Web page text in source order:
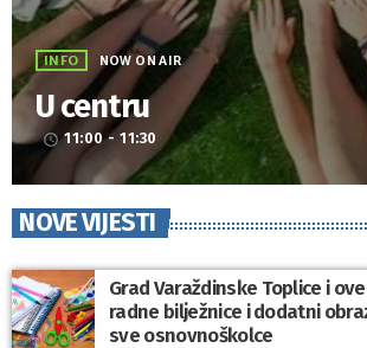
INFO NOW ON AIR
U centru
access_time 11:00 - 11:30
NOVE VIJESTI
Grad Varaždinske Toplice i
radne bilježnice i dodatni
sve osnovnoškolce